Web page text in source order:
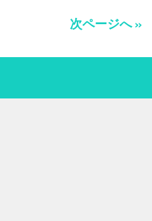
次ページへ »